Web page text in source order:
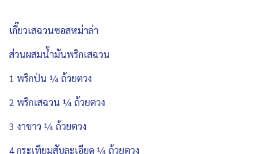
เกี๊ยวเสฉวนซอสหม่าล่า
ส่วนผสมน้ำมันพริกเสฉวน
1 พริกป่น ¼ ถ้วยตวง
2 พริกเสฉวน ¼ ถ้วยตวง
3 งาขาว ¼ ถ้วยตวง
4 กระเทียมสับละเอียด ¼ ถ้วยตวง